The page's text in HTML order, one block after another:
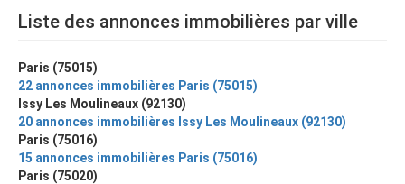
Liste des annonces immobilières par ville
Paris (75015)
22 annonces immobilières Paris (75015)
Issy Les Moulineaux (92130)
20 annonces immobilières Issy Les Moulineaux (92130)
Paris (75016)
15 annonces immobilières Paris (75016)
Paris (75020)